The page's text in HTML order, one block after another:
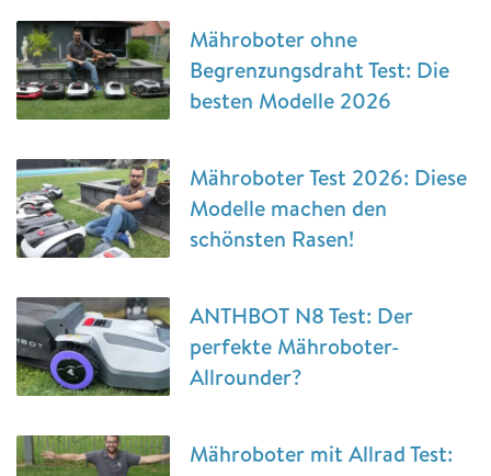
Mähroboter ohne
Begrenzungsdraht Test: Die
besten Modelle 2026
Mähroboter Test 2026: Diese
Modelle machen den
schönsten Rasen!
ANTHBOT N8 Test: Der
perfekte Mähroboter-
Allrounder?
Mähroboter mit Allrad Test: